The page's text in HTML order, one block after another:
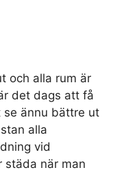
och alla rum är
det dags att få
ännu bättre ut
alla
vid
städa när man